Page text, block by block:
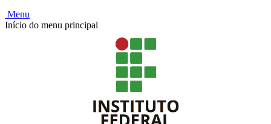
Menu
Início do menu principal